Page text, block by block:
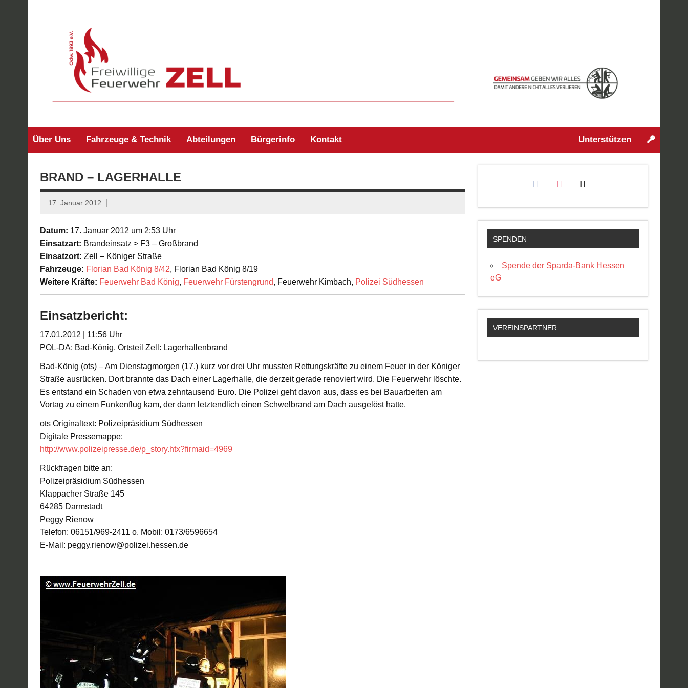
Über Uns Fahrzeuge & Technik Abteilungen Bürgerinfo Kontakt Unterstützen
BRAND – LAGERHALLE
17. Januar 2012
Datum: 17. Januar 2012 um 2:53 Uhr
Einsatzart: Brandeinsatz > F3 – Großbrand
Einsatzort: Zell – Königer Straße
Fahrzeuge: Florian Bad König 8/42, Florian Bad König 8/19
Weitere Kräfte: Feuerwehr Bad König, Feuerwehr Fürstengrund, Feuerwehr Kimbach, Polizei Südhessen
Einsatzbericht:
17.01.2012 | 11:56 Uhr
POL-DA: Bad-König, Ortsteil Zell: Lagerhallenbrand
Bad-König (ots) – Am Dienstagmorgen (17.) kurz vor drei Uhr mussten Rettungskräfte zu einem Feuer in der Königer
Straße ausrücken. Dort brannte das Dach einer Lagerhalle, die derzeit gerade renoviert wird. Die Feuerwehr löschte.
Es entstand ein Schaden von etwa zehntausend Euro. Die Polizei geht davon aus, dass es bei Bauarbeiten am
Vortag zu einem Funkenflug kam, der dann letztendlich einen Schwelbrand am Dach ausgelöst hatte.
ots Originaltext: Polizeipräsidium Südhessen
Digitale Pressemappe:
http://www.polizeipresse.de/p_story.htx?firmaid=4969
Rückfragen bitte an:
Polizeipräsidium Südhessen
Klappacher Straße 145
64285 Darmstadt
Peggy Rienow
Telefon: 06151/969-2411 o. Mobil: 0173/6596654
E-Mail: peggy.rienow@polizei.hessen.de
facebookinstagram
mail
SPENDEN
Spende der Sparda-Bank Hessen
eG
VEREINSPARTNER